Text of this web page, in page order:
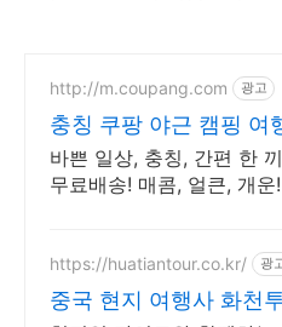
http://m.coupang.com 광고
충칭 쿠팡 야근 캠핑 여
바쁜 일상, 충칭, 간편 한
무료배송! 매콤, 얼큰, 개
https://huatiantour.co.kr/ 광
중국 현지 여행사 화천